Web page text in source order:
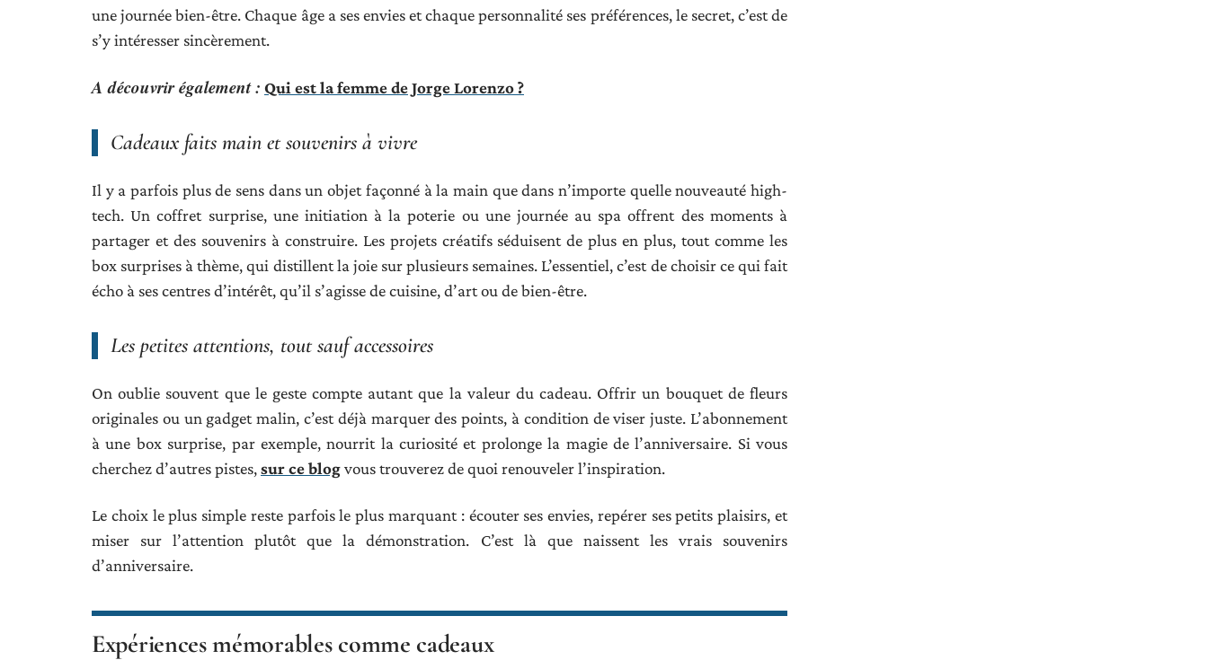
une journée bien-être. Chaque âge a ses envies et chaque personnalité ses préférences, le secret, c’est de
s’y intéresser sincèrement.
A découvrir également : Qui est la femme de Jorge Lorenzo ?
Cadeaux faits main et souvenirs à vivre
Il y a parfois plus de sens dans un objet façonné à la main que dans n’importe quelle nouveauté high-
tech. Un coffret surprise, une initiation à la poterie ou une journée au spa offrent des moments à
partager et des souvenirs à construire. Les projets créatifs séduisent de plus en plus, tout comme les
box surprises à thème, qui distillent la joie sur plusieurs semaines. L’essentiel, c’est de choisir ce qui fait
écho à ses centres d’intérêt, qu’il s’agisse de cuisine, d’art ou de bien-être.
Les petites attentions, tout sauf accessoires
On oublie souvent que le geste compte autant que la valeur du cadeau. Offrir un bouquet de fleurs
originales ou un gadget malin, c’est déjà marquer des points, à condition de viser juste. L’abonnement
à une box surprise, par exemple, nourrit la curiosité et prolonge la magie de l’anniversaire. Si vous
cherchez d’autres pistes,sur ce blogvous trouverez de quoi renouveler l’inspiration.
Le choix le plus simple reste parfois le plus marquant : écouter ses envies, repérer ses petits plaisirs, et
miser sur l’attention plutôt que la démonstration. C’est là que naissent les vrais souvenirs
d’anniversaire.
Expériences mémorables comme cadeaux